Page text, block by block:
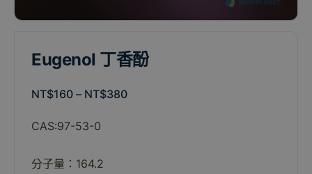
Eugenol 丁香酚
NT$160 – NT$380
CAS:97-53-0
分子量：164.2